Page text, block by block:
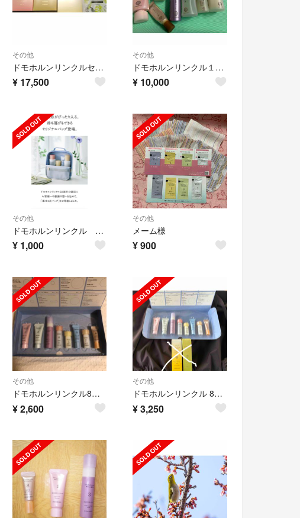
その他
ドモホルンリンクルセット
¥ 17,500
その他
ドモホルンリンクル１～７
¥ 10,000
その他
ドモホルンリンクル 基本４点バッグ
¥ 1,000
その他
メーム様
¥900
その他
ドモホルンリンクル8点セット
¥2,600
その他
ドモホルンリンクル 8点３日分セット
¥3,250